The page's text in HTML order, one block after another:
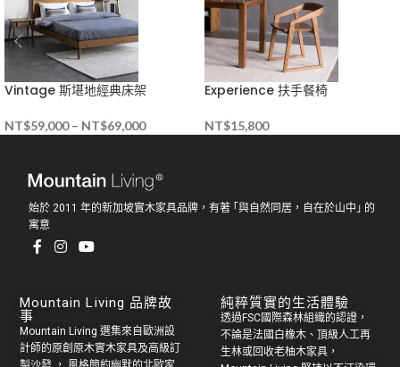
Vintage 斯堪地經典床架
NT$59,000 – NT$69,000
Experience 扶手餐椅
NT$15,800
始於 2011 年的新加坡實木家具品牌，有著 ｢與自然同居，自在於山中｣ 的
寓意
Mountain Living 品牌故
事
Mountain Living 選集來自歐洲設
計師的原創 原木實木家具及高級訂
純粹質實的生活體驗
透過FSC國際森林組織的認證，
不論是法國白橡木、頂級人工再
生林或回收老柚木家具 ，